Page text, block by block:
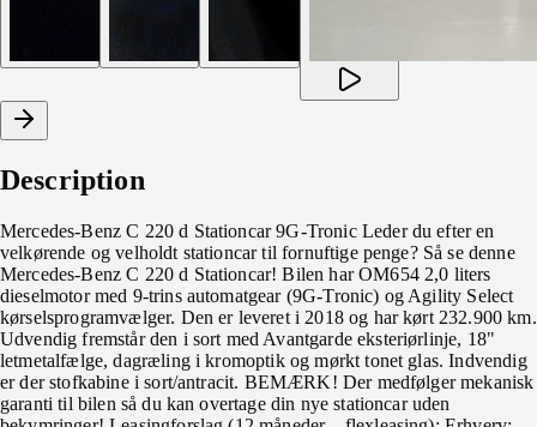
Description
Mercedes-Benz C 220 d Stationcar 9G-Tronic Leder du efter en
velkørende og velholdt stationcar til fornuftige penge? Så se denne
Mercedes-Benz C 220 d Stationcar! Bilen har OM654 2,0 liters
dieselmotor med 9-trins automatgear (9G-Tronic) og Agility Select
kørselsprogramvælger. Den er leveret i 2018 og har kørt 232.900 km.
Udvendig fremstår den i sort med Avantgarde eksteriørlinje, 18"
letmetalfælge, dagræling i kromoptik og mørkt tonet glas. Indvendig
er der stofkabine i sort/antracit. BEMÆRK! Der medfølger mekanisk
garanti til bilen så du kan overtage din nye stationcar uden